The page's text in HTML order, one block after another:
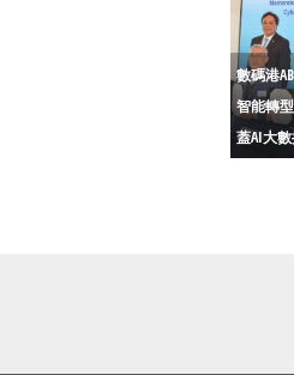
數碼港
智能轉
蓋AI大